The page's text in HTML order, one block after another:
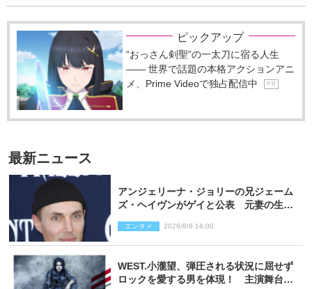
ピックアップ
“おっさん剣聖”の一太刀に宿る人生
―― 世界で話題の本格アクションアニ
メ、Prime Videoで独占配信中
P R
最新ニュース
アンジェリーナ・ジョリーの兄ジェーム
ズ・ヘイヴンがゲイと公表 元妻の生配
エンタメ 2026/8/8 14:00
WEST.小瀧望、弾圧される状況に屈せず
ロックを愛する男を体現！ 主演舞台